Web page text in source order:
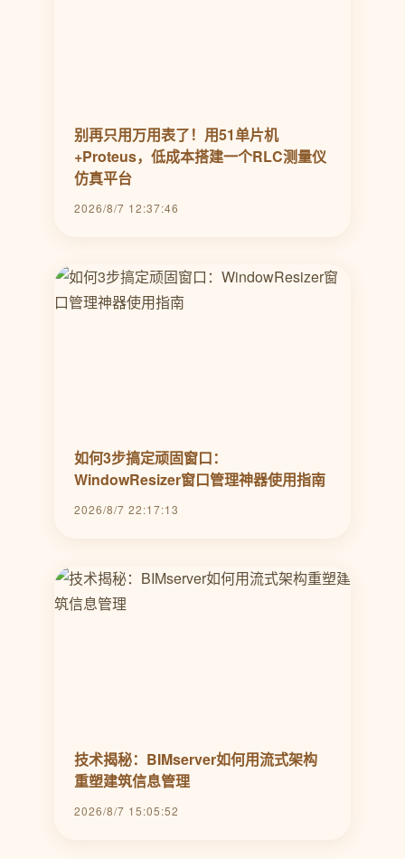
别再只用万用表了！用51单片机
+Proteus，低成本搭建一个RLC测量仪
仿真平台
2026/8/7 12:37:46
如何3步搞定顽固窗口：
WindowResizer窗口管理神器使用指南
2026/8/7 22:17:13
技术揭秘：BIMserver如何用流式架构
重塑建筑信息管理
2026/8/7 15:05:52